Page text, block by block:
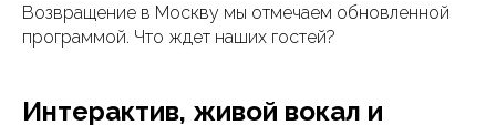
Возвращение в Москву мы отмечаем обновленной
программой. Что ждет наших гостей?
Интерактив, живой вокал и